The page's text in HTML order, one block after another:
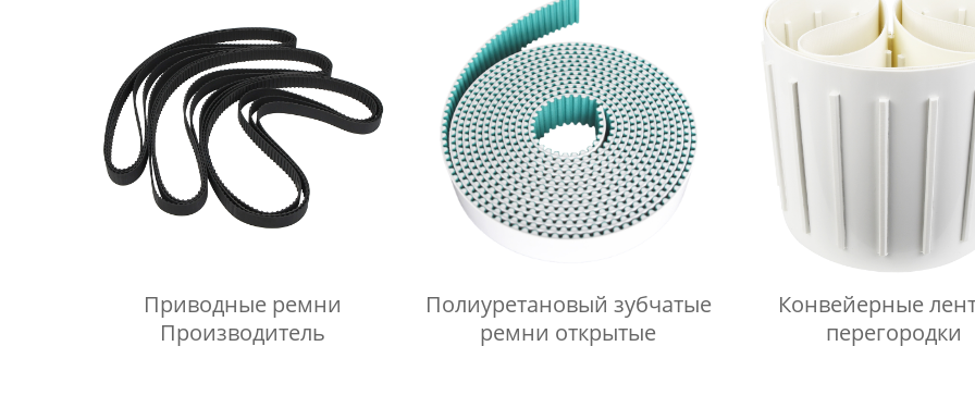
Приводные ремни
Производитель
Полиуретановый зубчатые
ремни открытые
Конвейерные
перегородки